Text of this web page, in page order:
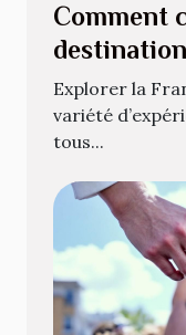
Comment
chaque
Explorer la
variété
tous...